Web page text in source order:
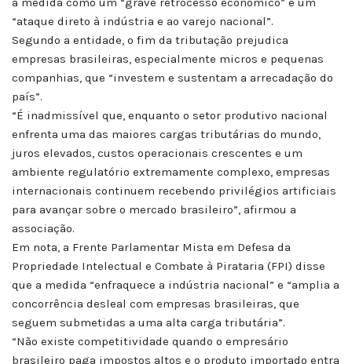
“ataque direto à indústria e ao varejo nacional”.
Segundo a entidade, o fim da tributação prejudica
empresas brasileiras, especialmente micros e pequenas
companhias, que “investem e sustentam a arrecadação do
país”.
“É inadmissível que, enquanto o setor produtivo nacional
enfrenta uma das maiores cargas tributárias do mundo,
juros elevados, custos operacionais crescentes e um
ambiente regulatório extremamente complexo, empresas
internacionais continuem recebendo privilégios artificiais
para avançar sobre o mercado brasileiro”, afirmou a
associação.
Em nota, a Frente Parlamentar Mista em Defesa da
Propriedade Intelectual e Combate à Pirataria (FPI) disse
que a medida “enfraquece a indústria nacional” e “amplia a
concorrência desleal com empresas brasileiras, que
seguem submetidas a uma alta carga tributária”.
“Não existe competitividade quando o empresário
brasileiro paga impostos altos e o produto importado entra